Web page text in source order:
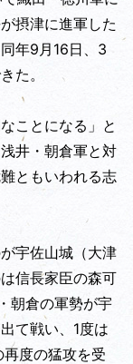
摂津に進軍した
年9月16日、3
た。
ことになる」と
井・朝倉軍と対
ともいわれる志
宇佐山城（大津
信長家臣の森可
朝倉の軍勢が宇
て戦い、1度は
度の猛攻を受